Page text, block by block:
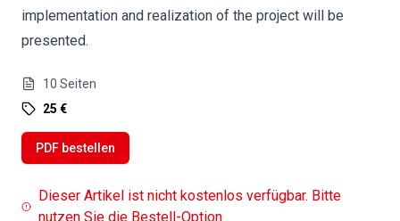
implementation and realization of the project will be
presented.
10 Seiten
25 €
PDF bestellen
Dieser Artikel ist nicht kostenlos verfügbar. Bitte
nutzen Sie die Bestell-Option.